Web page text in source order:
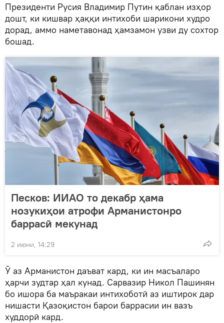
Президенти Русия Владимир Путин қаблан изҳор
дошт, ки кишвар ҳаққи интихоби шарикони худро
дорад, аммо наметавонад ҳамзамон узви ду сохтор
бошад.
Песков: ИИАО то декабр ҳама
нозукиҳои атрофи Арманистонро
баррасӣ мекунад
2 июни, 14:29
Ӯ аз Арманистон даъват кард, ки ин масъаларо
ҳарчи зудтар ҳал кунад. Сарвазир Никол Пашинян
бо ишора ба маъракаи интихоботӣ аз иштирок дар
нишасти Қазоқистон барои баррасии ин вазъ
худдорӣ кард.